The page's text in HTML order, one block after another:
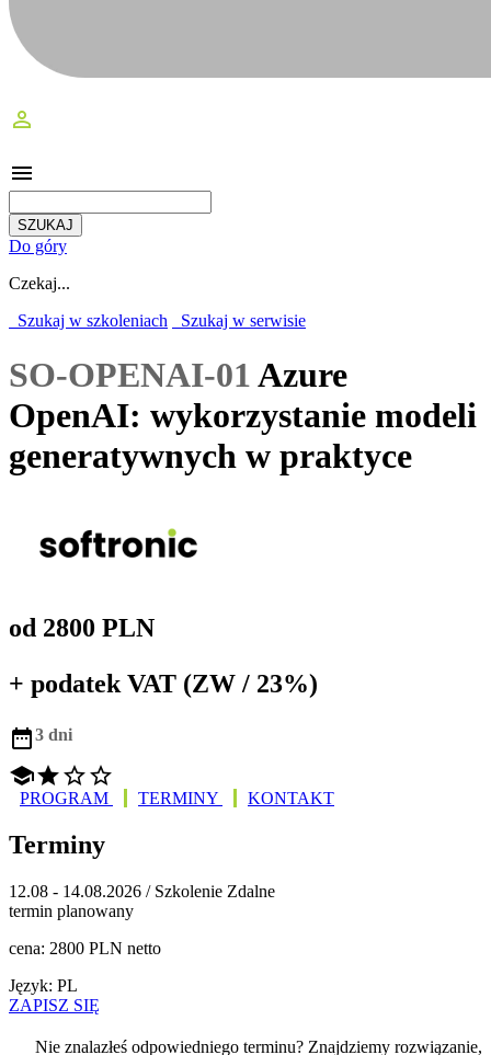
perm_identity
menu
Do góry
Czekaj...
Szukaj w szkoleniach
Szukaj w serwisie
SO-OPENAI-01 Azure
OpenAI: wykorzystanie modeli
generatywnych w praktyce
od 2800 PLN
+ podatek VAT (ZW / 23%)
3 dni

PROGRAM TERMINY KONTAKT
Terminy
12.08 - 14.08.2026 / Szkolenie Zdalne
termin planowany
cena: 2800 PLN netto
Język: PL
ZAPISZ SIĘ
Nie znalazłeś odpowiedniego terminu? Znajdziemy rozwiązanie,